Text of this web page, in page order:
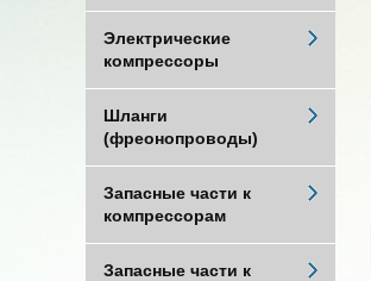
Электрические
компрессоры
Шланги
(фреонопроводы)
Запасные части к
компрессорам
Запасные части к